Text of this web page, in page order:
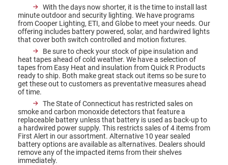
With the days now shorter, it is the time to install last
minute outdoor and security lighting. We have programs
from Cooper Lighting, ETI, and Globe to meet your needs. Our
offering includes battery powered, solar, and hardwired lights
that cover both switch controlled and motion fixtures.
Be sure to check your stock of pipe insulation and
heat tapes ahead of cold weather. We have a selection of
tapes from Easy Heat and insulation from Quick R Products
ready to ship. Both make great stack out items so be sure to
get these out to customers as preventative measures ahead
of time.
The State of Connecticut has restricted sales on
smoke and carbon monoxide detectors that feature a
replaceable battery unless that battery is used as back-up to
a hardwired power supply. This restricts sales of 4 items from
First Alert in our assortment. Alternative 10 year sealed
battery options are available as alternatives. Dealers should
remove any of the impacted items from their shelves
immediately.